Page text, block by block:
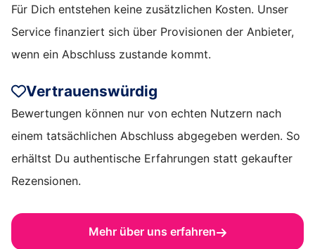
Für Dich entstehen keine zusätzlichen Kosten. Unser
Service finanziert sich über Provisionen der Anbieter,
wenn ein Abschluss zustande kommt.
Vertrauenswürdig
Bewertungen können nur von echten Nutzern nach
einem tatsächlichen Abschluss abgegeben werden. So
erhältst Du authentische Erfahrungen statt gekaufter
Rezensionen.
Mehr über uns erfahren